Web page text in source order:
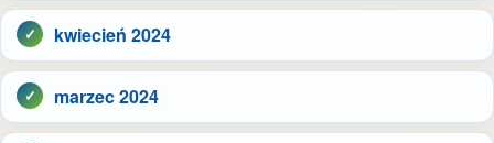
kwiecień 2024
marzec 2024